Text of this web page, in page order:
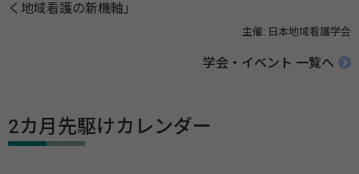
く地域看護の新機軸」
主催: 日本地域看護学会
学会・イベント 一覧へ
2カ月先駆けカレンダー